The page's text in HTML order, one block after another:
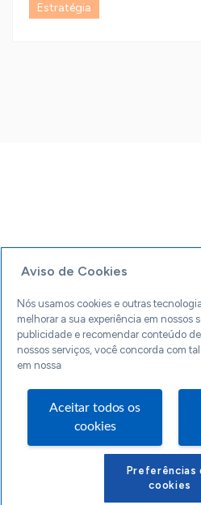
Estratégia
Aviso de Cookies
Nós usamos cookies e outras
melhorar a sua experiência em nossos
publicidade e recomendar conteúdo
nossos serviços, você concorda com
em nossa
Aceitar todos os
cookies
Preferências
cookies